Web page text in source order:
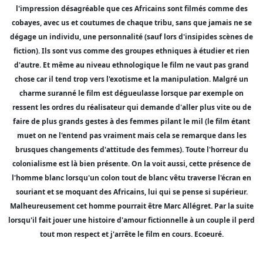
l'impression désagréable que ces Africains sont filmés comme des
cobayes, avec us et coutumes de chaque tribu, sans que jamais ne se
dégage un individu, une personnalité (sauf lors d'insipides scènes de
fiction). Ils sont vus comme des groupes ethniques à étudier et rien
d'autre. Et même au niveau ethnologique le film ne vaut pas grand
chose car il tend trop vers l'exotisme et la manipulation. Malgré un
charme suranné le film est dégueulasse lorsque par exemple on
ressent les ordres du réalisateur qui demande d'aller plus vite ou de
faire de plus grands gestes à des femmes pilant le mil (le film étant
muet on ne l'entend pas vraiment mais cela se remarque dans les
brusques changements d'attitude des femmes). Toute l'horreur du
colonialisme est là bien présente. On la voit aussi, cette présence de
l'homme blanc lorsqu'un colon tout de blanc vêtu traverse l'écran en
souriant et se moquant des Africains, lui qui se pense si supérieur.
Malheureusement cet homme pourrait être Marc Allégret. Par la suite
lorsqu'il fait jouer une histoire d'amour fictionnelle à un couple il perd
tout mon respect et j'arrête le film en cours. Ecoeuré.